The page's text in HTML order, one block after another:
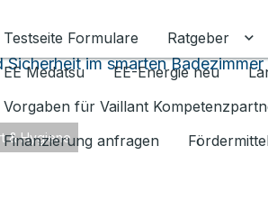
Testseite Formulare
Ratgeber
EE Medatsu
EE-Energie neu
Vorgaben für Vaillant
Finanzierung anfragen
Sicherheit im smarten Badezimmer
& Hygiene